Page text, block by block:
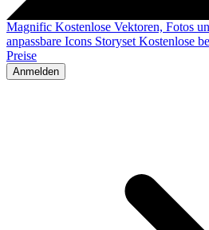
Magnific Kostenlose Vektoren, Fotos
anpassbare Icons Storyset Kostenlose
Preise
Anmelden